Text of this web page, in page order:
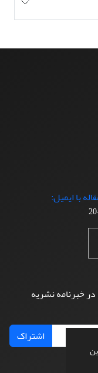
با ایمیل:
خبرنامه نشریه
اشتراک